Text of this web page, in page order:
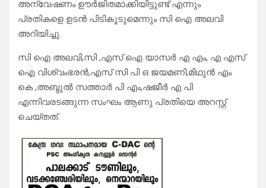
അന്വേഷണം ഊർജിതമാക്കിയിട്ടുണ്ട് എന്നും
പ്രതികളെ ഉടൻ പിടികൂടുമെന്നും സി ഐ അലവി
അറിയിച്ചു.
സി ഐ അലവി,സി ,എസ് ഐ യാസർ എ എം, എ എസ്
ഐ വിശ്വംഭരൻ,എസ് സി പി ഒ ജയമണി,മിഥുൻ എം
കെ ,അബ്ദുൽ സത്താർ പി എം,ഷജീർ എ പി
എന്നിവരടങ്ങുന്ന സംഘം ആണു പ്രതിയെ അറസ്റ്റ്
ചെയ്തത്.